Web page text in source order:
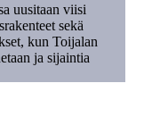
uusitaan viisi
sekä
kun Toijalan
ja sijaintia